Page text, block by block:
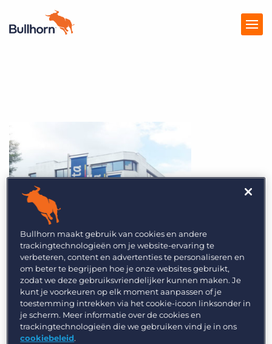
Marketplace
Over Ons
Vraag een demo aan Inloggen
Bullhorn maakt gebruik van cookies en andere
trackingtechnologieën om je website-ervaring te
verbeteren, content en advertenties te personaliseren en
om beter te begrijpen hoe je onze websites gebruikt,
zodat we deze gebruiksvriendelijker kunnen maken. Je
kunt je voorkeuren op elk moment aanpassen of je
toestemming intrekken via het cookie-icoon linksonder in
je scherm. Meer informatie over de cookies en
trackingtechnologieën die we gebruiken vind je in ons
cookiebeleid.